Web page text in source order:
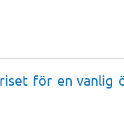
för en vanlig